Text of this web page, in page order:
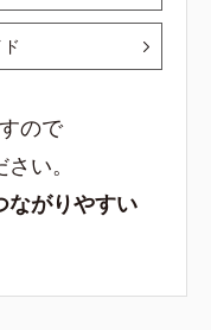
ので
い。
ながりやすい